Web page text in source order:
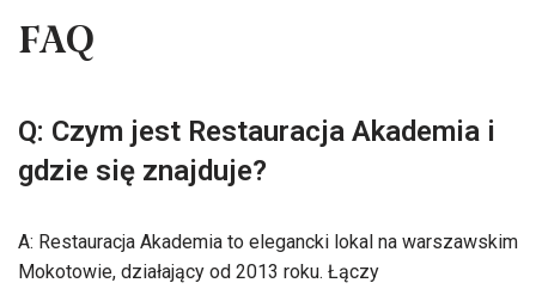
FAQ
Q: Czym jest Restauracja Akademia i
gdzie się znajduje?
A: Restauracja Akademia to elegancki lokal na warszawskim
Mokotowie, działający od 2013 roku. Łączy